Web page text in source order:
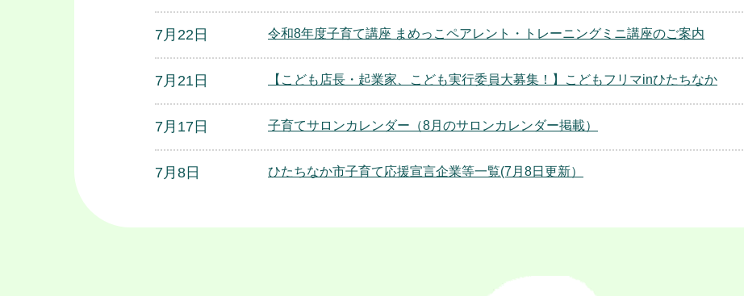
7月22日 令和8年度子育て講座 まめっこペアレント・トレーニングミニ講座のご案内
7月21日 【こども店長・起業家、こども実行委員大募集！】こどもフリマinひたちなか
7月17日 子育てサロンカレンダー（8月のサロンカレンダー掲載）
7月8日 ひたちなか市子育て応援宣言企業等一覧(7月8日更新）